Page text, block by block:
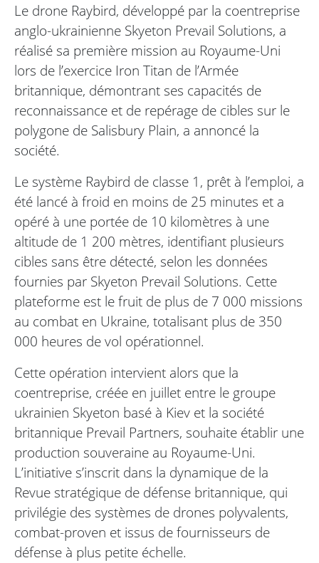
Le drone Raybird, développé par la coentreprise
anglo-ukrainienne Skyeton Prevail Solutions, a
réalisé sa première mission au Royaume-Uni
lors de l’exercice Iron Titan de l’Armée
britannique, démontrant ses capacités de
reconnaissance et de repérage de cibles sur le
polygone de Salisbury Plain, a annoncé la
société.
Le système Raybird de classe 1, prêt à l’emploi, a
été lancé à froid en moins de 25 minutes et a
opéré à une portée de 10 kilomètres à une
altitude de 1 200 mètres, identifiant plusieurs
cibles sans être détecté, selon les données
fournies par Skyeton Prevail Solutions. Cette
plateforme est le fruit de plus de 7 000 missions
au combat en Ukraine, totalisant plus de 350
000 heures de vol opérationnel.
Cette opération intervient alors que la
coentreprise, créée en juillet entre le groupe
ukrainien Skyeton basé à Kiev et la société
britannique Prevail Partners, souhaite établir une
production souveraine au Royaume-Uni.
L’initiative s’inscrit dans la dynamique de la
Revue stratégique de défense britannique, qui
privilégie des systèmes de drones polyvalents,
combat-proven et issus de fournisseurs de
défense à plus petite échelle.